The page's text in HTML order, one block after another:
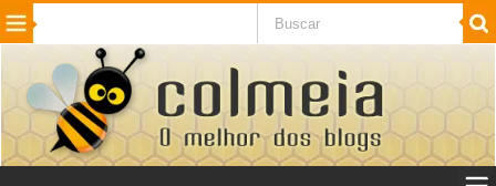
Beleza Cinema e TV
Internet Jogos NotÃ­cias SaÃºde
VeÃ­culos Adulto